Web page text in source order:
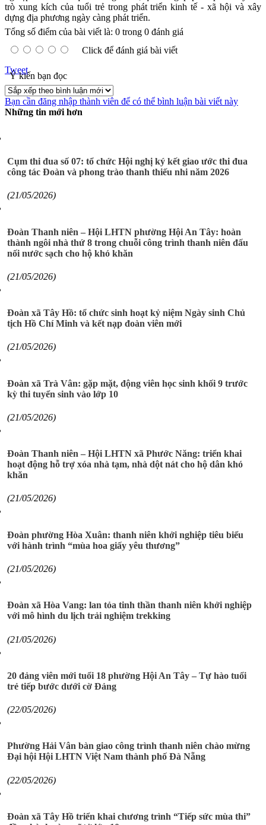
trò xung kích của tuổi trẻ trong phát triển kinh tế - xã hội và xây
dựng địa phương ngày càng phát triển.
Tổng số điểm của bài viết là: 0 trong 0 đánh giá
Click để đánh giá bài viết
Tweet
Ý kiến bạn đọc
Bạn cần đăng nhập thành viên để có thể bình luận bài viết này
Những tin mới hơn
Cụm thi đua số 07: tổ chức Hội nghị ký kết giao ước thi đua
công tác Đoàn và phong trào thanh thiếu nhi năm 2026
(21/05/2026)
Đoàn Thanh niên – Hội LHTN phường Hội An Tây: hoàn
thành ngôi nhà thứ 8 trong chuỗi công trình thanh niên đấu
nối nước sạch cho hộ khó khăn
(21/05/2026)
Đoàn xã Tây Hồ: tổ chức sinh hoạt kỷ niệm Ngày sinh Chủ
tịch Hồ Chí Minh và kết nạp đoàn viên mới
(21/05/2026)
Đoàn xã Trà Vân: gặp mặt, động viên học sinh khối 9 trước
kỳ thi tuyển sinh vào lớp 10
(21/05/2026)
Đoàn Thanh niên – Hội LHTN xã Phước Năng: triển khai
hoạt động hỗ trợ xóa nhà tạm, nhà dột nát cho hộ dân khó
khăn
(21/05/2026)
Đoàn phường Hòa Xuân: thanh niên khởi nghiệp tiêu biểu
với hành trình “mùa hoa giấy yêu thương”
(21/05/2026)
Đoàn xã Hòa Vang: lan tỏa tinh thần thanh niên khởi nghiệp
với mô hình du lịch trải nghiệm trekking
(21/05/2026)
20 đảng viên mới tuổi 18 phường Hội An Tây – Tự hào tuổi
trẻ tiếp bước dưới cờ Đảng
(22/05/2026)
Phường Hải Vân bàn giao công trình thanh niên chào mừng
Đại hội Hội LHTN Việt Nam thành phố Đà Nẵng
(22/05/2026)
Đoàn xã Tây Hồ triển khai chương trình “Tiếp sức mùa thi”